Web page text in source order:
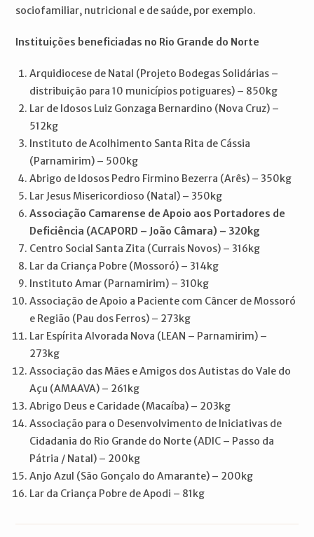
sociofamiliar, nutricional e de saúde, por exemplo.
Instituições beneficiadas no Rio Grande do Norte
Arquidiocese de Natal (Projeto Bodegas Solidárias –
distribuição para 10 municípios potiguares) – 850kg
Lar de Idosos Luiz Gonzaga Bernardino (Nova Cruz) –
512kg
Instituto de Acolhimento Santa Rita de Cássia
(Parnamirim) – 500kg
Abrigo de Idosos Pedro Firmino Bezerra (Arês) – 350kg
Lar Jesus Misericordioso (Natal) – 350kg
Associação Camarense de Apoio aos Portadores de
Deficiência (ACAPORD – João Câmara) – 320kg
Centro Social Santa Zita (Currais Novos) – 316kg
Lar da Criança Pobre (Mossoró) – 314kg
Instituto Amar (Parnamirim) – 310kg
Associação de Apoio a Paciente com Câncer de Mossoró
e Região (Pau dos Ferros) – 273kg
Lar Espírita Alvorada Nova (LEAN – Parnamirim) –
273kg
Associação das Mães e Amigos dos Autistas do Vale do
Açu (AMAAVA) – 261kg
Abrigo Deus e Caridade (Macaíba) – 203kg
Associação para o Desenvolvimento de Iniciativas de
Cidadania do Rio Grande do Norte (ADIC – Passo da
Pátria / Natal) – 200kg
Anjo Azul (São Gonçalo do Amarante) – 200kg
Lar da Criança Pobre de Apodi – 81kg